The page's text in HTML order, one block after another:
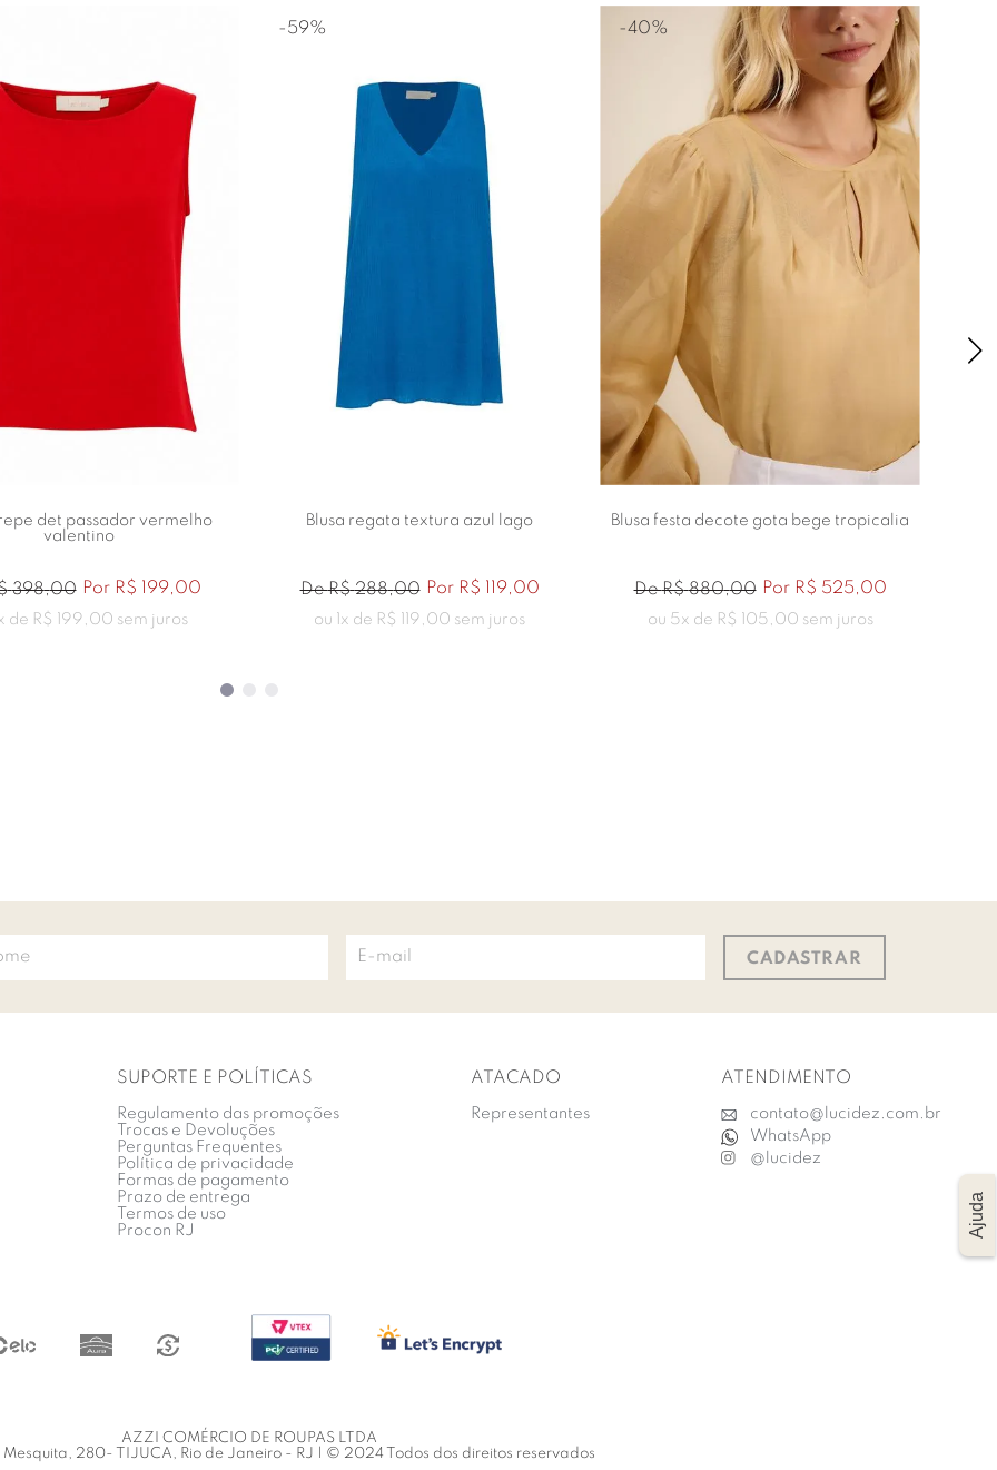
Ajuda
det passador vermelho
valentino
398,00 Por R$ 199,00
de R$ 199 , 00 sem juros
-59%
Blusa regata textura azul lago
DeR$ 288,00 Por R$ 119,00
ou x de R$ 119 , 00 sem juros
38 42 44 46
-40%
Blusa festa decote gota bege tropicalia
DeR$ 880,00 Por R$ 525,00
ou 5x de R$ 105 , 00 sem juros
CADASTRAR
SUPORTE E POLÍTICAS
Regulamento das promoções
Trocas e Devoluções
Perguntas Frequentes
Política de privacidade
Formas de pagamento
Prazo de entrega
Termos de uso
Procon RJ
ATACADO
Representantes
ATENDIMENTO
contato@lucidez.com.br
WhatsApp
@lucidez
AZZI COMÉRCIO DE ROUPAS LTDA
Mesquita, 280- TIJUCA, Rio de Janeiro - RJ | © 2024 Todos dos direitos reservados